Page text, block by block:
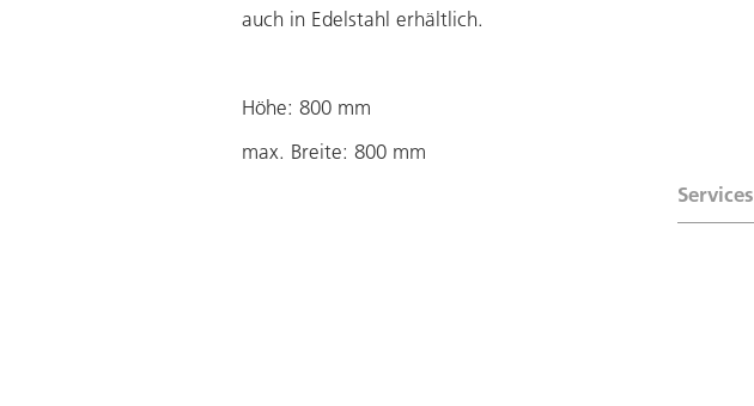
auch in Edelstahl erhältlich.
Höhe: 800 mm
max. Breite: 800 mm
Services